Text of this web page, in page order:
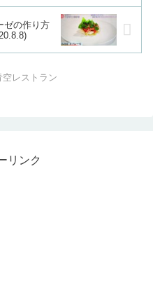
ゼの作り方
空レストラン
リンク